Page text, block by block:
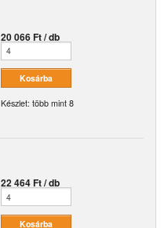
20 066 Ft / db
Készlet: több mint 8
22 464 Ft / db